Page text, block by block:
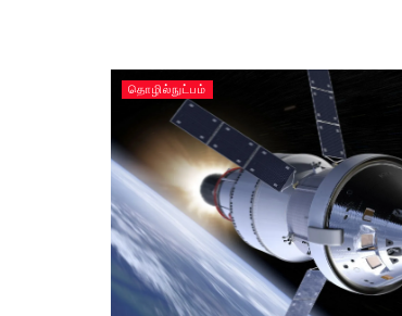
தொழில்நுட்பம்